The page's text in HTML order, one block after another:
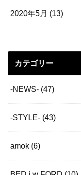
2020年5月 (13)
カテゴリー
-NEWS- (47)
-STYLE- (43)
amok (6)